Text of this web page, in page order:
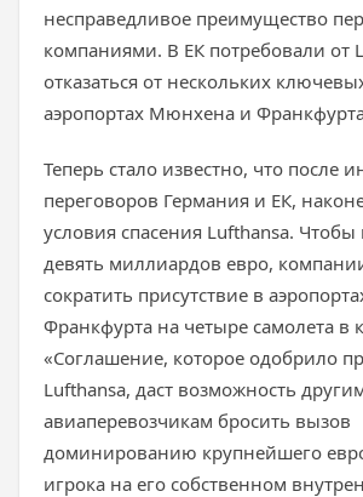
несправедливое преимущество
компаниями. В ЕК потребовали от
отказаться от нескольких
аэропортах Мюнхена и
Теперь стало известно, что после
переговоров Германия и ЕК,
условия спасения Lufthansa. Чтобы
девять миллиардов евро,
сократить присутствие в
Франкфурта на четыре самолета в
«Соглашение, которое одобрило
Lufthansa, даст возможность
авиаперевозчикам бросить вызов
доминированию крупнейшего
игрока на его собственном